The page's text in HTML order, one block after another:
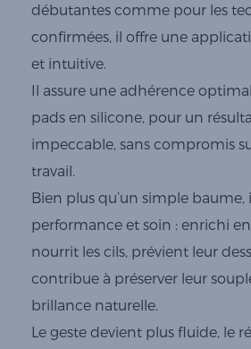
débutantes comme pour les
confirmées, il offre une
et intuitive.
Il assure une adhérence
pads en silicone, pour un
impeccable, sans compromis
travail.
Bien plus qu’un simple baume,
performance et soin : enrichi
nourrit les cils, prévient leur
contribue à préserver leur
brillance naturelle.
Le geste devient plus fluide, le